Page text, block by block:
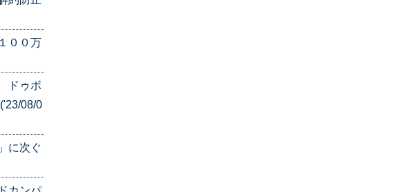
００万
ドゥボ
08/0
に次ぐ